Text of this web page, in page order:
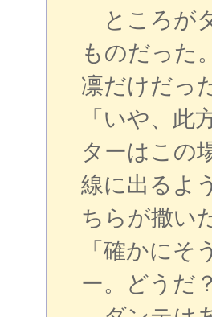
ところが
ものだった
凛だけだっ
「いや、
ターはこの
線に出るよ
ちらが撒い
「確かに
ー。どうだ